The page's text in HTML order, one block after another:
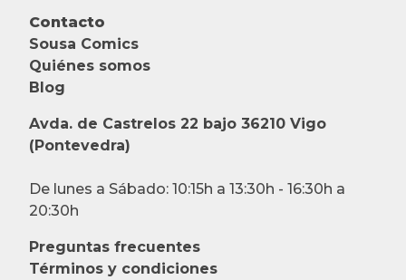
Contacto
Sousa Comics
Quiénes somos
Blog
Avda. de Castrelos 22 bajo 36210 Vigo
(Pontevedra)
De lunes a Sábado: 10:15h a 13:30h - 16:30h a
20:30h
Preguntas frecuentes
Términos y condiciones